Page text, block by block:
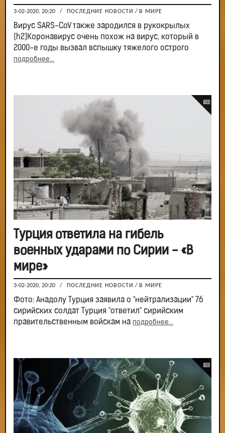
3-02-2020, 20:20 / ПОСЛЕДНИЕ НОВОСТИ / В МИРЕ
Вирус SARS-CoV также зародился в рукокрылых
[h2]Коронавирус очень похож на вирус, который в
2000-е годы вызвал вспышку тяжелого острого
подробнее...
Турция ответила на гибель
военных ударами по Сирии - «В
мире»
3-02-2020, 20:20 / ПОСЛЕДНИЕ НОВОСТИ / В МИРЕ
Фото: Анадолу Турция заявила о "нейтрализации" 76
сирийских солдат Турция "ответил" сирийским
правительственным войскам на подробнее...